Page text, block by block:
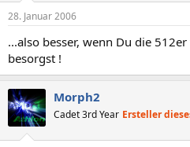
28. Januar 2006
...also besser, wenn Du die
besorgst !
Morph2
Cadet 3rd Year Ersteller